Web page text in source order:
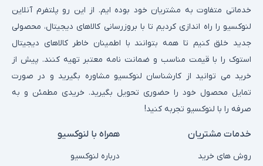
خدماتی متفاوت به مشتریان خود بوده ایم. از این رو پلتفرم آنلاین
لنوکسیو را راه اندازی کردیم تا با بروزرسانی کالاهای دیجیتال، محصولی
جدید خلق کنیم تا همه بتوانند با اطمینان خاطر کالاهای دیجیتال
استوک را با قیمت مناسب و ضمانت نامه معتبر تهیه کنند. پیش از
خرید می توانید از کارشناسان لنوکسیو مشاوره بگیرید و در صورت
تمایل محصول خود را حضوری تحویل بگیرید. خریدی مطمئن و به
صرفه را با لنوکسیو تجربه کنید!
خدمات مشتریان
روش های خرید
همراه با لنوکسیو
درباره لنوکسیو